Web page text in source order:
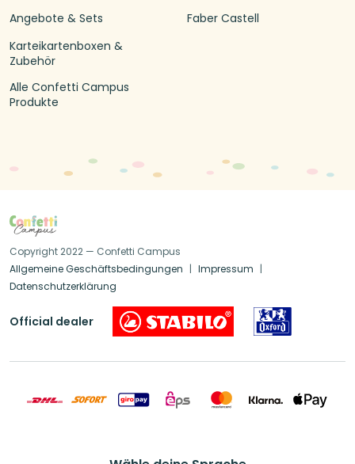
Angebote & Sets
Karteikartenboxen &
Zubehör
Alle Confetti Campus
Produkte
Faber Castell
Copyright 2022 — Confetti Campus
Allgemeine Geschäftsbedingungen
Impressum
Datenschutzerklärung
Official dealer